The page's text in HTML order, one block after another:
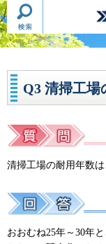
東
東
検索・
共通メ
ニュー
Q3 清掃工場
清掃工場の耐用年数
おおむね25年～30年と